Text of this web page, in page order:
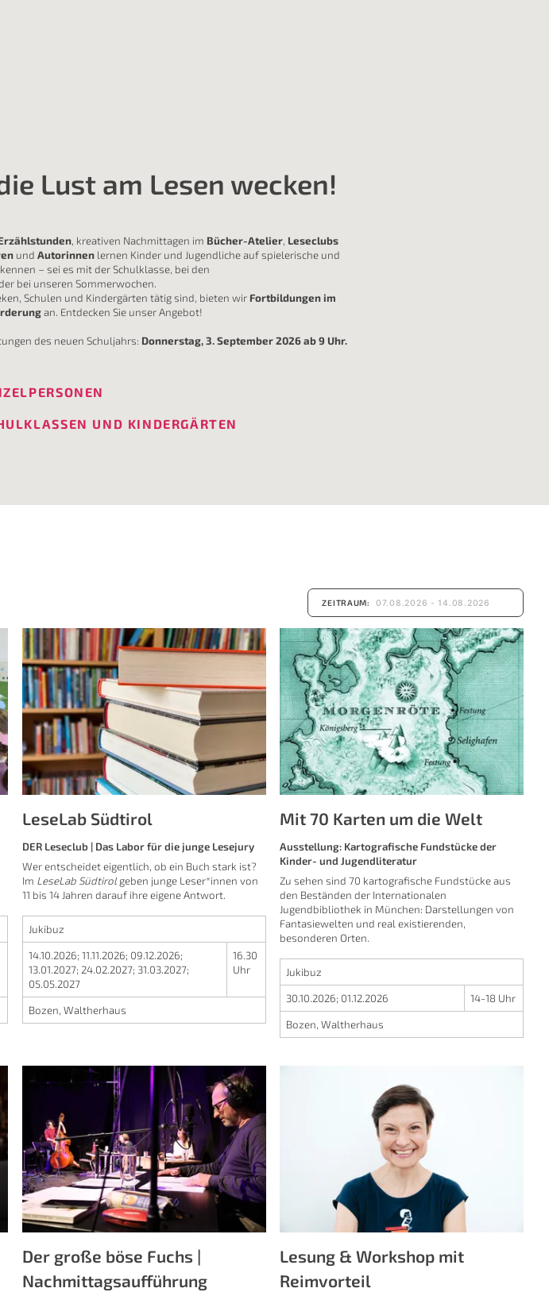
Lust am Lesen wecken!
, kreativen Nachmittagen im Bücher-Atelier, Leseclubs
undAutorinnen lernen Kinder und Jugendliche auf spielerische und
– sei es mit der Schulklasse, bei den
bei unseren Sommerwochen.
Schulen und Kindergärten tätig sind, bieten wir Fortbildungen im
an. Entdecken Sie unser Angebot!
des neuen Schuljahrs: Donnerstag, 3. September 2026 ab 9 Uhr.
UND KINDERGÄRTEN
ZEITRAUM:
LeseLab Südtirol
DER Leseclub | Das Labor für die junge Lesejury
Wer entscheidet eigentlich, ob ein Buch stark ist?
Im LeseLab Südtirolgeben junge Leser*innen von
11 bis 14 Jahren darauf ihre eigene Antwort.
Jukibuz
14.10.2026; 11.11.2026; 09.12.2026;
13.01.2027; 24.02.2027; 31.03.2027;
05.05.2027
16.30
Uhr
Bozen, Waltherhaus
Mit 70 Karten um die Welt
Ausstellung: Kartografische Fundstücke der
Kinder- und Jugendliteratur
Zu sehen sind 70 kartografische Fundstücke aus
den Beständen der Internationalen
Jugendbibliothek in München: Darstellungen von
Fantasiewelten und real existierenden,
besonderen Orten.
Jukibuz
30.10.2026; 01.12.2026 14-18 Uhr
Bozen, Waltherhaus
Der große böse Fuchs |
Nachmittagsaufführung
Lesung & Workshop mit
Reimvorteil